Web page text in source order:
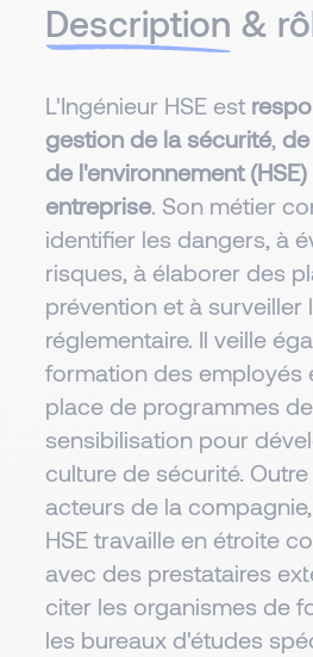
Description &
L'Ingénieur HSE est
gestion de la sécurité,
de l'environnement (HSE)
entreprise. Son métier
identifier les dangers, à
risques, à élaborer des
prévention et à surveiller
réglementaire. Il veille
formation des employés
place de programmes de
sensibilisation pour
culture de sécurité.
acteurs de la compagnie,
HSE travaille en étroite
avec des prestataires
citer les organismes de
les bureaux d'études